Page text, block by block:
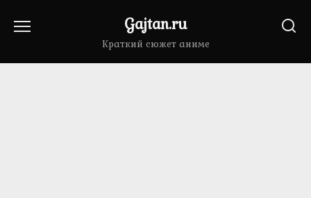
Gajtan.ru
Краткий сюжет аниме